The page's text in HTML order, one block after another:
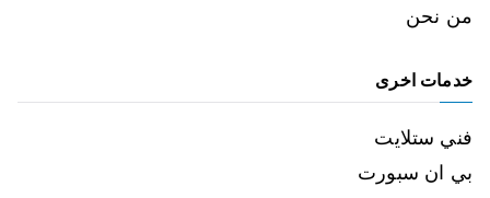
من نحن
خدمات اخرى
فني ستلايت
بي ان سبورت